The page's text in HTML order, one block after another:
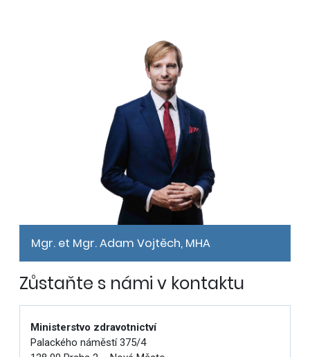
Mgr. et Mgr. Adam Vojtěch, MHA
Zůstaňte s námi v kontaktu
Ministerstvo zdravotnictví
Palackého náměstí 375/4